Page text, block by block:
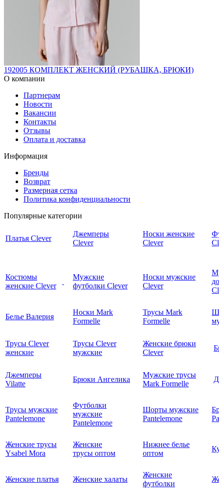
192005 КОМПЛЕКТ ЖЕНСКИЙ (РУБАШКА, БРЮКИ)
О компании
Партнерам
Новости
Вакансии
Контакты
Отзывы
Оплата и доставка
Информация
Бренды
Возврат
Размерная сетка
Политика конфиденциальности
Популярные категории
Платья Clever
Джемперы
Clever
Носки женские
Clever
Костюмы
женские Clever
Мужские
футболки Clever
Носки мужские
Clever
Белье Валерия
Носки Mark
Formelle
Трусы Mark
Formelle
Трусы Clever
женские
Трусы Clever
мужские
Женские брюки
Clever
Джемперы
Vilatte
Брюки Ангелика
Мужские трусы
Mark Formelle
Трусы мужские
Pantelemone
Футболки
мужские
Pantelemone
Шорты мужские
Pantelemone
Женские трусы
Ysabel Mora
Женские
трусы оптом
Нижнее белье
оптом
Женские платья Женские халаты
Женские
футболки